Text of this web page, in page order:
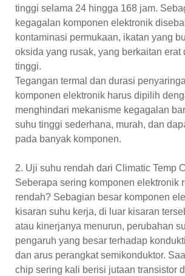
tinggi selama 24 hingga 168 jam.
kegagalan komponen elektronik
kontaminasi permukaan, ikatan yang
oksida yang rusak, yang berkaitan erat
tinggi.
Tegangan termal dan durasi
komponen elektronik harus dipilih
menghindari mekanisme kegagalan
suhu tinggi sederhana, murah, dan
pada banyak komponen.
2. Uji suhu rendah dari Climatic Temp
Seberapa sering komponen elektronik
rendah? Sebagian besar komponen
kisaran suhu kerja, di luar kisaran
atau kinerjanya menurun, perubahan
pengaruh yang besar terhadap
dan arus perangkat semikonduktor.
chip sering kali berisi jutaan transistor